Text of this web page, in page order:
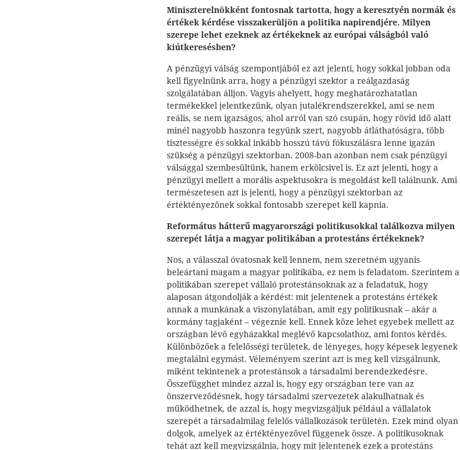
Miniszterelnökként fontosnak tartotta, hogy a keresztyén normák és
értékek kérdése visszakerüljön a politika napirendjére. Milyen
szerepe lehet ezeknek az értékeknek az európai válságból való
kiútkeresésben?
A pénzügyi válság szempontjából ez azt jelenti, hogy sokkal jobban oda
kell figyelnünk arra, hogy a pénzügyi szektor a reálgazdaság
szolgálatában álljon. Vagyis ahelyett, hogy meghatározhatatlan
termékekkel jelentkezünk, olyan jutalékrendszerekkel, ami se nem
reális, se nem igazságos, ahol arról van szó csupán, hogy rövid idő alatt
minél nagyobb haszonra tegyünk szert, nagyobb átláthatóságra, több
tisztességre és sokkal inkább hosszú távú fókuszálásra lenne igazán
szükség a pénzügyi szektorban. 2008-ban azonban nem csak pénzügyi
válsággal szembesültünk, hanem erkölcsivel is. Ez azt jelenti, hogy a
pénzügyi mellett a morális aspektusokra is megoldást kell találnunk. Ami
természetesen azt is jelenti, hogy a pénzügyi szektorban az
értéktényezőnek sokkal fontosabb szerepet kell kapnia.
Református hátterű magyarországi politikusokkal találkozva milyen
szerepét látja a magyar politikában a protestáns értékeknek?
Nos, a válasszal óvatosnak kell lennem, nem szeretném ugyanis
beleártani magam a magyar politikába, ez nem is feladatom. Szerintem a
politikában szerepet vállaló protestánsoknak az a feladatuk, hogy
alaposan átgondolják a kérdést: mit jelentenek a protestáns értékek
annak a munkának a viszonylatában, amit egy politikusnak – akár a
kormány tagjaként – végeznie kell. Ennek köze lehet egyebek mellett az
országban lévő egyházakkal meglévő kapcsolathoz, ami fontos kérdés.
Különbözőek a felelősségi területek, de lényeges, hogy képesek legyenek
megtalálni egymást. Véleményem szerint azt is meg kell vizsgálnunk,
miként tekintenek a protestánsok a társadalmi berendezkedésre.
Összefügghet mindez azzal is, hogy egy országban tere van az
önszerveződésnek, hogy társadalmi szervezetek alakulhatnak és
működhetnek, de azzal is, hogy megvizsgáljuk például a vállalatok
szerepét a társadalmilag felelős vállalkozások területén. Ezek mind olyan
dolgok, amelyek az értéktényezővel függenek össze. A politikusoknak
tehát azt kell megvizsgálnia, hogy mit jelentenek ezek a protestáns